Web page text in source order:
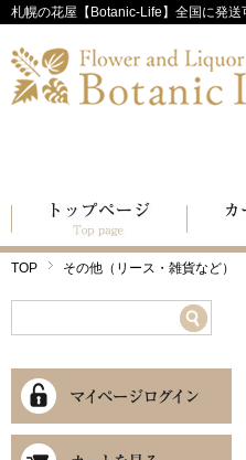
札幌の花屋【Botanic-Life】全国に発送
TOP その他（リース・雑貨など）